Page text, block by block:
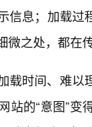
信息；加载
微之处，都在
载时间、难
站的“意图”